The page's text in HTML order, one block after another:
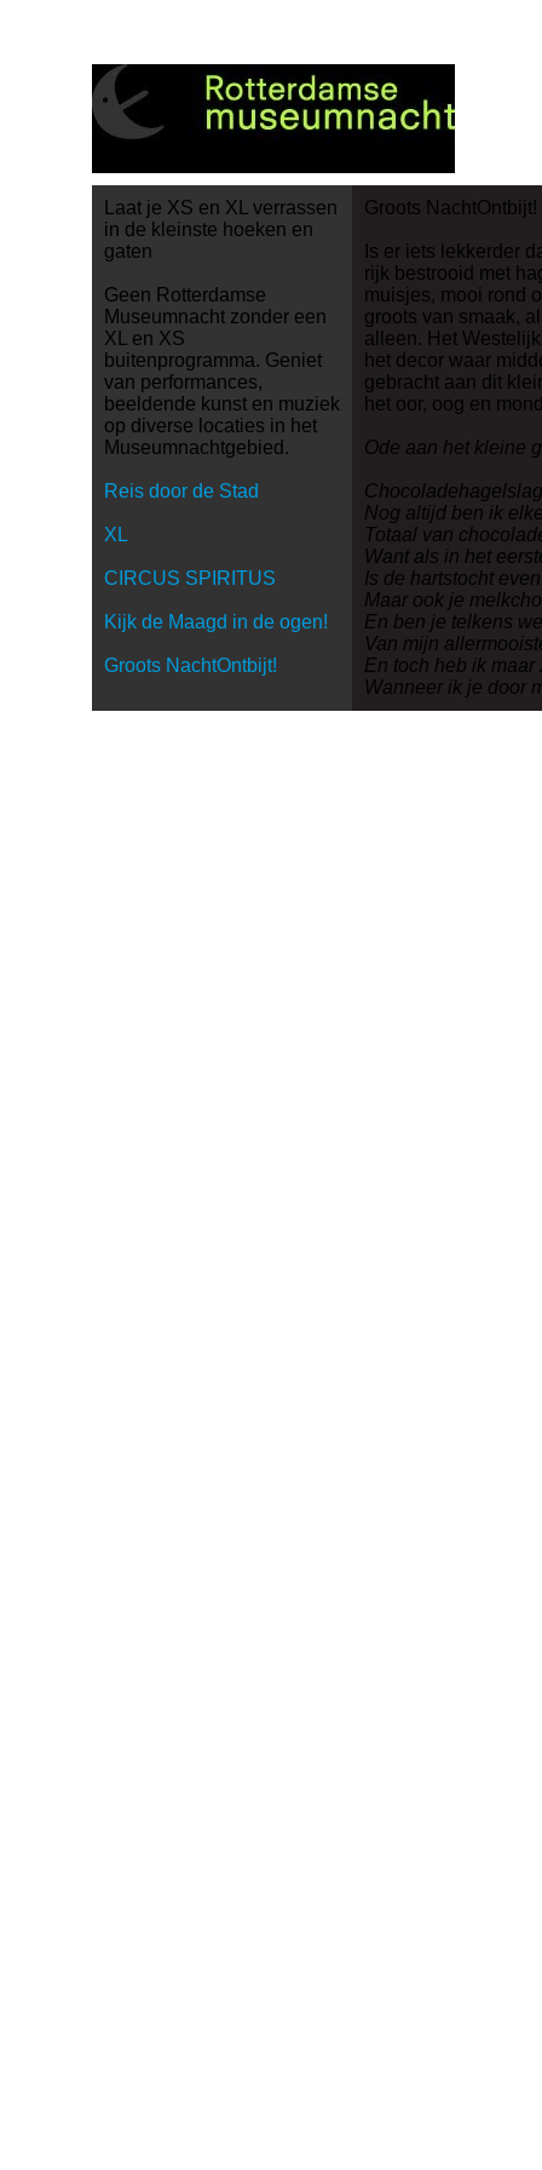
Laat je XS en XL verrassen
in de kleinste hoeken en
gaten
Geen Rotterdamse
Museumnacht zonder een
XL en XS
buitenprogramma. Geniet
van performances,
beeldende kunst en muziek
op diverse locaties in het
Museumnachtgebied.
Reis door de Stad
XL
CIRCUS SPIRITUS
Kijk de Maagd in de ogen!
Groots NachtOntbijt!
Groots NachtOntbijt!
Is er iets lekkerder
rijk bestrooid met
muisjes, mooi rond
groots van smaak,
alleen. Het
het decor waar
gebracht aan dit
het oor, oog en
Ode aan het kleine
Chocoladehagelslag
Nog altijd ben ik
Totaal van
Want als in het
Is de hartstocht
Maar ook je
En ben je telkens
Van mijn
En toch heb ik maar
Wanneer ik je door